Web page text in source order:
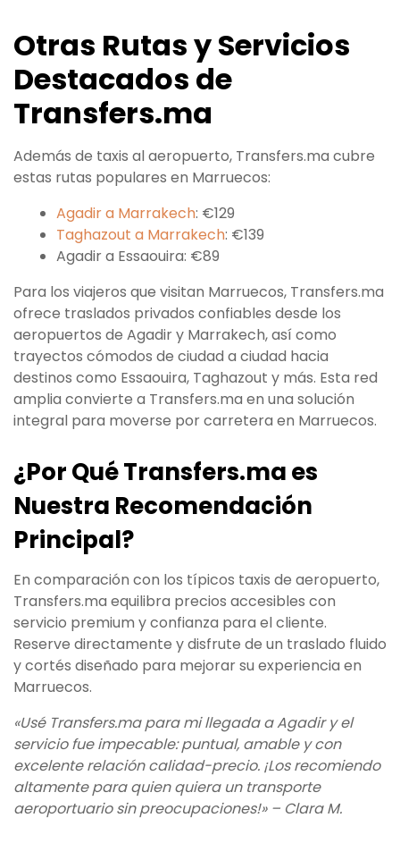
Otras Rutas y Servicios
Destacados de
Transfers.ma
Además de taxis al aeropuerto, Transfers.ma cubre
estas rutas populares en Marruecos:
Agadir a Marrakech: €129
Taghazout a Marrakech: €139
Agadir a Essaouira: €89
Para los viajeros que visitan Marruecos, Transfers.ma
ofrece traslados privados confiables desde los
aeropuertos de Agadir y Marrakech, así como
trayectos cómodos de ciudad a ciudad hacia
destinos como Essaouira, Taghazout y más. Esta red
amplia convierte a Transfers.ma en una solución
integral para moverse por carretera en Marruecos.
¿Por Qué Transfers.ma es
Nuestra Recomendación
Principal?
En comparación con los típicos taxis de aeropuerto,
Transfers.ma equilibra precios accesibles con
servicio premium y confianza para el cliente.
Reserve directamente y disfrute de un traslado fluido
y cortés diseñado para mejorar su experiencia en
Marruecos.
«Usé Transfers.ma para mi llegada a Agadir y el
servicio fue impecable: puntual, amable y con
excelente relación calidad-precio. ¡Los recomiendo
altamente para quien quiera un transporte
aeroportuario sin preocupaciones!» – Clara M.